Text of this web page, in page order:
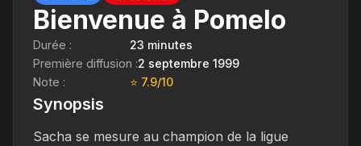
Bienvenue à Pomelo
Durée :
23 minutes
Première diffusion :2 septembre 1999
Note :
⭐ 7.9/10
Synopsis
Sacha se mesure au champion de la ligue